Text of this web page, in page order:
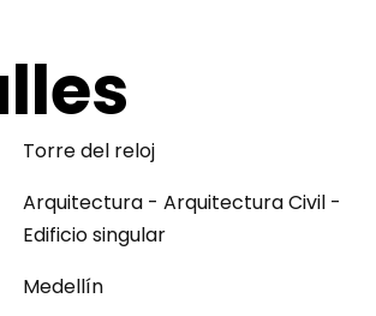
Torre del reloj
Arquitectura - Arquitectura Civil -
Edificio singular
Medellín